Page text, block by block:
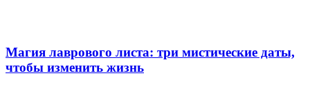
Магия лаврового листа: три мистические даты,
чтобы изменить жизнь